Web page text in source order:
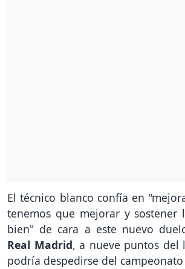
El técnico blanco confía en
tenemos que mejorar y sostener
bien" de cara a este nuevo
Real Madrid, a nueve puntos del
podría despedirse del